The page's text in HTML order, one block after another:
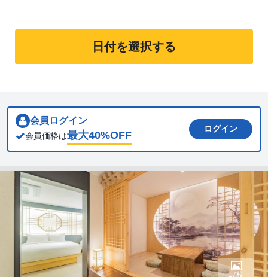
日付を選択する
会員ログイン
会員価格は最大40%OFF
ログイン
17枚